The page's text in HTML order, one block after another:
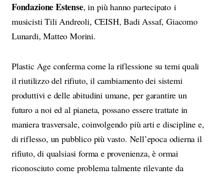
Fondazione Estense, in più hanno partecipato i
musicisti Tili Andreoli, CEISH, Badi Assaf, Giacomo
Lunardi, Matteo Morini.
Plastic Age conferma come la riflessione su temi quali
il riutilizzo del rifiuto, il cambiamento dei sistemi
produttivi e delle abitudini umane, per garantire un
futuro a noi ed al pianeta, possano essere trattate in
maniera trasversale, coinvolgendo più arti e discipline e,
di riflesso, un pubblico più vasto. Nell’epoca odierna il
rifiuto, di qualsiasi forma e provenienza, è ormai
riconosciuto come problema talmente rilevante da